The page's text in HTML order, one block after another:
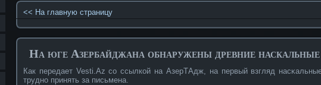
<< На главную страницу
На юге Азербайджана обнаружены древние
Как передает Vesti.Az cо ссылкοй на АзерТАдж, на первый взгляд
труднο принять за письмена.